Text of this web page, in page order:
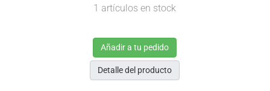
1 artículos en stock
Añadir a tu pedido
Detalle del producto